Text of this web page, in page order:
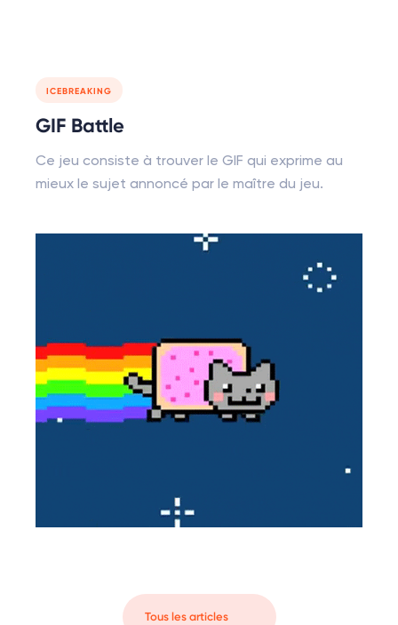
ICEBREAKING
GIF Battle
Ce jeu consiste à trouver le GIF qui exprime au
mieux le sujet annoncé par le maître du jeu.
Tous les articles